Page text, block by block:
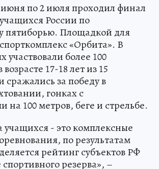
по 2 июля проходил финал
России по
пятиборью. Площадкой для
«Орбита». В
участвовали более 100
17-18 лет из 15
за победу в
гонках с
на 100 метров, беге и стрельбе.
учащихся - это комплексные
по результатам
рейтинг субъектов РФ
резерва», –